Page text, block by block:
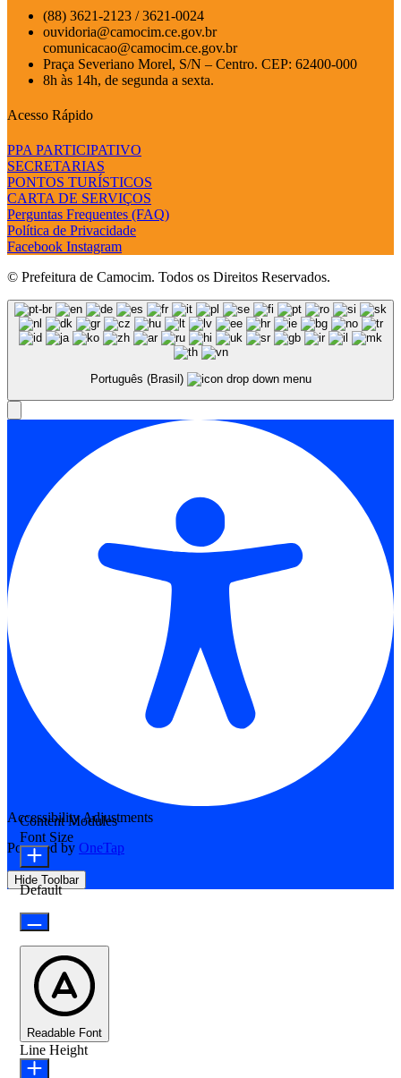
(88) 3621-2123 / 3621-0024
ouvidoria@camocim.ce.gov.br
comunicacao@camocim.ce.gov.br
Praça Severiano Morel, S/N – Centro. CEP: 62400-000
8h às 14h, de segunda a sexta.
Acesso Rápido
PPA PARTICIPATIVO
SECRETARIAS
PONTOS TURÍSTICOS
CARTA DE SERVIÇOS
Perguntas Frequentes (FAQ)
Política de Privacidade
Facebook Instagram
© Prefeitura de Camocim. Todos os Direitos Reservados.
Português (Brasil)
Accessibility Adjustments
Powered by OneTap
Hide Toolbar
Content Modules
Font Size
Default
Readable Font
Line Height